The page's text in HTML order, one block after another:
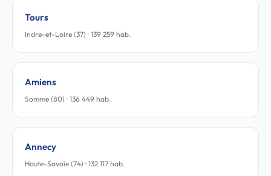
Tours
Indre-et-Loire (37) · 139 259 hab.
Amiens
Somme (80) · 136 449 hab.
Annecy
Haute-Savoie (74) · 132 117 hab.